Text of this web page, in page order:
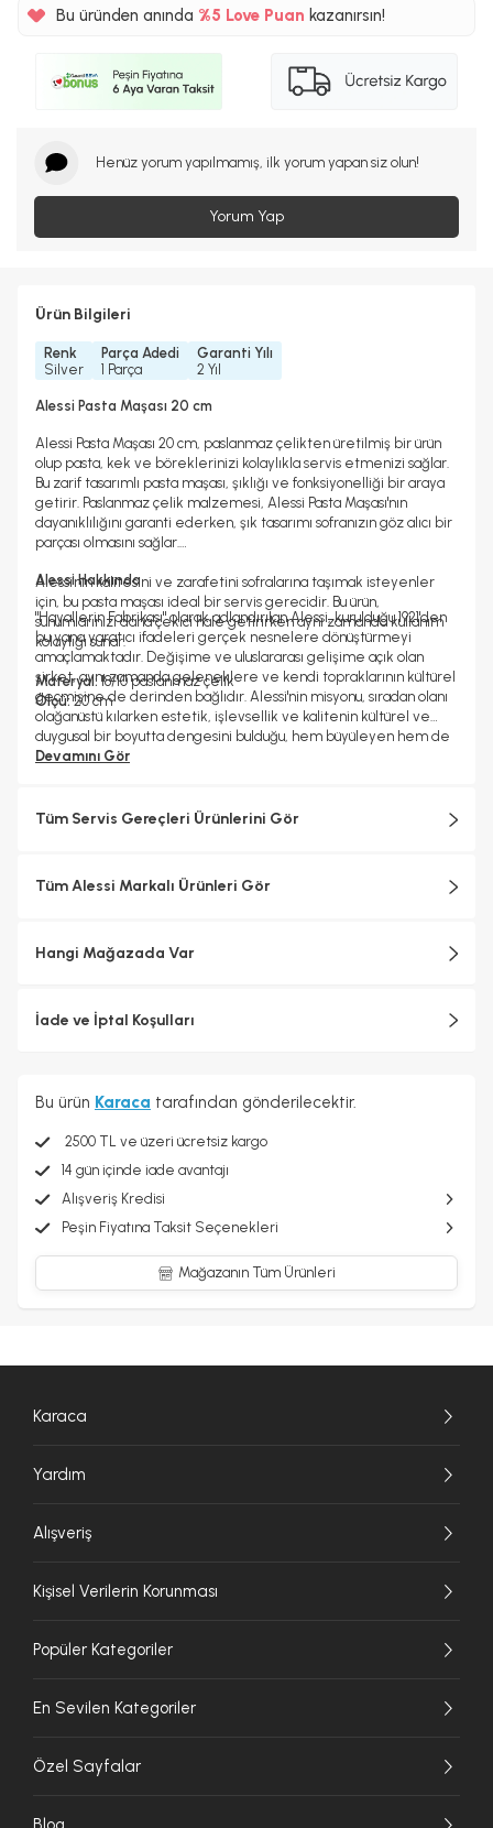
Bu üründen anında %5
%5
Love Puan kazanırsın!
Henüz yorum yapılmamış, ilk yorum yapan siz olun!
Yorum Yap
Ürün Bilgileri
Renk
Silver
Parça Adedi
1 Parça
Garanti Yılı
2 Yıl
Alessi Pasta Maşası 20 cm
Alessi Pasta Maşası 20 cm, paslanmaz çelikten üretilmiş bir ürün
olup pasta, kek ve böreklerinizi kolaylıkla servis etmenizi sağlar.
Bu zarif tasarımlı pasta maşası, şıklığı ve fonksiyonelliği bir araya
getirir. Paslanmaz çelik malzemesi, Alessi Pasta Maşası'nın
dayanıklılığını garanti ederken, şık tasarımı sofranızın göz alıcı bir
parçası olmasını sağlar.
Alessi'nin kalitesini ve zarafetini sofralarına taşımak isteyenler
için, bu pasta maşası ideal bir servis gerecidir. Bu ürün,
sunumlarınızı daha çekici hale getirirken aynı zamanda kullanım
kolaylığı sunar.
Materyal:18/10 paslanmaz çelik
Ölçü:20 cm
Alessi Hakkında
"Hayallerin Fabrikası" olarak adlandırılan Alessi, kurulduğu 1921'den
bu yana yaratıcı ifadeleri gerçek nesnelere dönüştürmeyi
amaçlamaktadır. Değişime ve uluslararası gelişime açık olan
şirket, aynı zamanda geleneklere ve kendi topraklarının kültürel
geçmişine de derinden bağlıdır. Alessi'nin misyonu, sıradan olanı
olağanüstü kılarken estetik, işlevsellik ve kalitenin kültürel ve
duygusal bir boyutta dengesini bulduğu, hem büyüleyen hem de
şaşırtan günlük nesneler yaratmaktır.
ve bugün bile Crusinallo, Omegna'daki fabrikada son derece
zanaatkârlığa özgü ayrıntılara gösterilen özen arasında sürekli bir
arabuluculuk sağlanarak her biri için katı kalite standartları
Devamını Gör
Tüm Servis Gereçleri Ürünlerini Gör
Tüm Alessi Markalı Ürünleri Gör
Hangi Mağazada Var
İade ve İptal Koşulları
Bu ürün Karaca tarafından gönderilecektir.
2500 TL ve üzeri ücretsiz kargo
14 gün içinde iade avantajı
Alışveriş Kredisi
Peşin Fiyatına Taksit Seçenekleri
Mağazanın Tüm Ürünleri
Karaca
Yardım
Alışveriş
Kişisel Verilerin Korunması
Popüler Kategoriler
En Sevilen Kategoriler
Özel Sayfalar